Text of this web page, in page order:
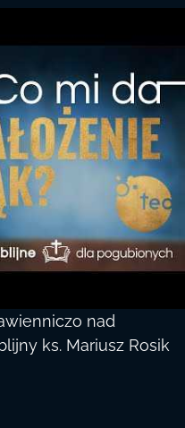
nad
ks. Mariusz Rosik